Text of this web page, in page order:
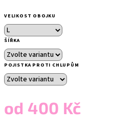
VELIKOST OBOJKU
ŠÍŘKA
POJISTKA PROTI CHLUPŮM
od 400 Kč